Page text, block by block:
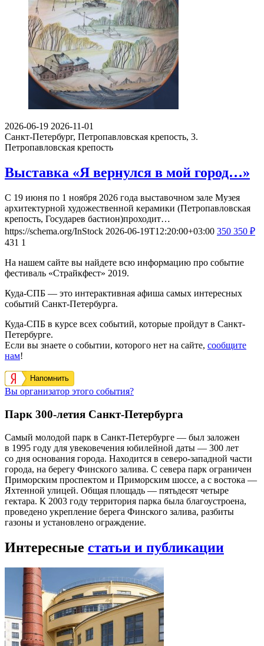
2026-06-19 2026-11-01
Санкт-Петербург, Петропавловская крепость, 3.
Петропавловская крепость
Выставка «Я вернулся в мой город…»
С 19 июня по 1 ноября 2026 года выставочном зале Музея
архитектурной художественной керамики (Петропавловская
крепость, Государев бастион)проходит…
https://schema.org/InStock 2026-06-19T12:20:00+03:00 350 350 ₽
431 1
На нашем сайте вы найдете всю информацию про событие
фестиваль «Страйкфест» 2019.
Куда-СПБ — это интерактивная афиша самых интересных
событий Санкт-Петербурга.
Куда-СПБ в курсе всех событий, которые пройдут в Санкт-
Петербурге.
Если вы знаете о событии, которого нет на сайте, сообщите
нам!
Напомнить
Вы организатор этого события?
Парк 300-летия Санкт-Петербурга
Самый молодой парк в Санкт-Петербурге — был заложен
в 1995 году для увековечения юбилейной даты — 300 лет
со дня основания города. Находится в северо-западной части
города, на берегу Финского залива. С севера парк ограничен
Приморским проспектом и Приморским шоссе, а с востока —
Яхтенной улицей. Общая площадь — пятьдесят четыре
гектара. К 2003 году территория парка была благоустроена,
проведено укрепление берега Финского залива, разбиты
газоны и установлено ограждение.
Интересные статьи и публикации